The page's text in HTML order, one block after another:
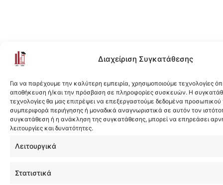
Διαχείριση Συγκατάθεσης
Για να παρέχουμε την καλύτερη εμπειρία, χρησιμοποιούμε τεχνολογίες
αποθήκευση ή/και την πρόσβαση σε πληροφορίες συσκευών. Η
τεχνολογίες θα μας επιτρέψει να επεξεργαστούμε δεδομένα
συμπεριφορά περιήγησης ή μοναδικά αναγνωριστικά σε αυτόν τον
συγκατάθεση ή η ανάκληση της συγκατάθεσης, μπορεί να επηρεάσει
λειτουργίες και δυνατότητες.
Λειτουργικά
Στατιστικά